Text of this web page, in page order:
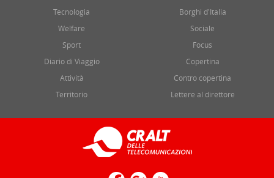
Tecnologia
Welfare
Sport
Diario di Viaggio
Attività
Territorio
Borghi d'Italia
Sociale
Focus
Copertina
Contro copertina
Lettere al direttore